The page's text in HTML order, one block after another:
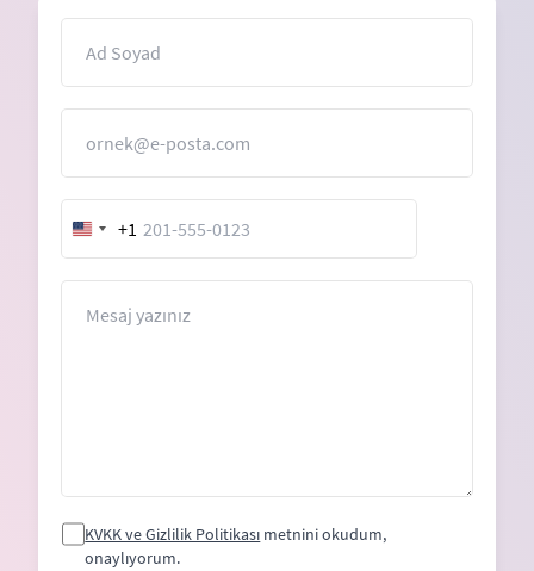
United
States
+1
KVKK ve Gizlilik Politikası metnini okudum,
onaylıyorum.